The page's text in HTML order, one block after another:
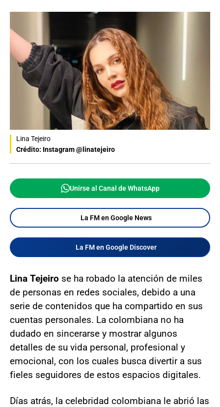
Lina Tejeiro
Crédito: Instagram @linatejeiro
Unirse al Canal de WhatsApp
La FM en Google News
La FM en Google Discover
Lina Tejeiro se ha robado la atención de miles
de personas en redes sociales, debido a una
serie de contenidos que ha compartido en sus
cuentas personales. La colombiana no ha
dudado en sincerarse y mostrar algunos
detalles de su vida personal, profesional y
emocional, con los cuales busca divertir a sus
fieles seguidores de estos espacios digitales.
Días atrás, la celebridad colombiana le abrió las